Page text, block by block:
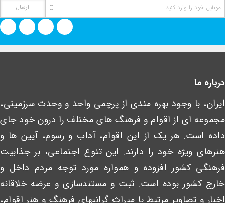
درباره ما
ایران، با وجود بهره مندی از پرچمی واحد و وحدت سرزمینی،
مجموعه ای از اقوام و فرهنگ های مختلف را درون خود جای
داده است. هر یک از این اقوام، آداب و رسوم، آیین ها و
هنرهای ویژه خود را دارند. این تنوع اجتماعی، بر جذابیت
فرهنگی کشور افزوده و همواره مورد توجه مردم داخل و
خارج کشور بوده است. ثبت و مستندسازی و عرضه خلاقانه
اخبار و تصاویر مرتبط با میراث گرانبهای فرهنگ و هنر اقوام،